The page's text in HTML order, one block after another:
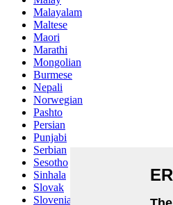
Malayalam
Maltese
Maori
Marathi
Mongolian
Burmese
Nepali
Norwegian
Pashto
Persian
Punjabi
Serbian
Sesotho
Sinhala
Slovak
Slovenian